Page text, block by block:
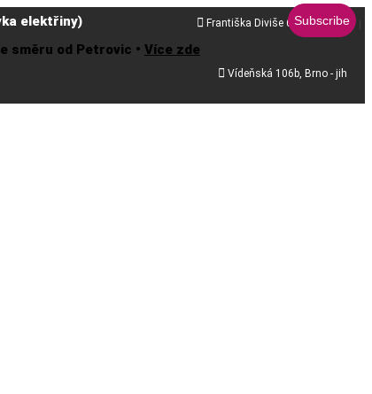
elektřiny)
směru od Petrovic • Více zde
 Františka Diviše 68, Praha 10
 Vídeňská 106b, Brno - jih